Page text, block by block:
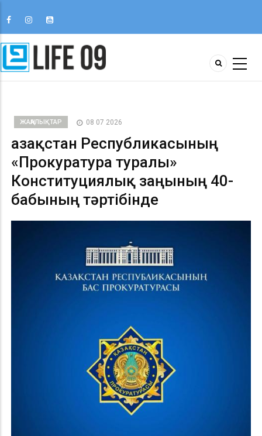
ЖАҢАЛЫҚТАР 08 07 2026
Қазақстан Республикасының
«Прокуратура туралы»
Конституциялық заңының 40-
бабының тәртібінде